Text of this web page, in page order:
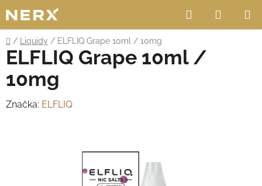
na
obsah
Hledat
KOŠÍK
Domů
/ Liquidy / ELFLIQ Grape 10ml / 10mg
ELFLIQ Grape 10ml /
10mg
Značka: ELFLIQ